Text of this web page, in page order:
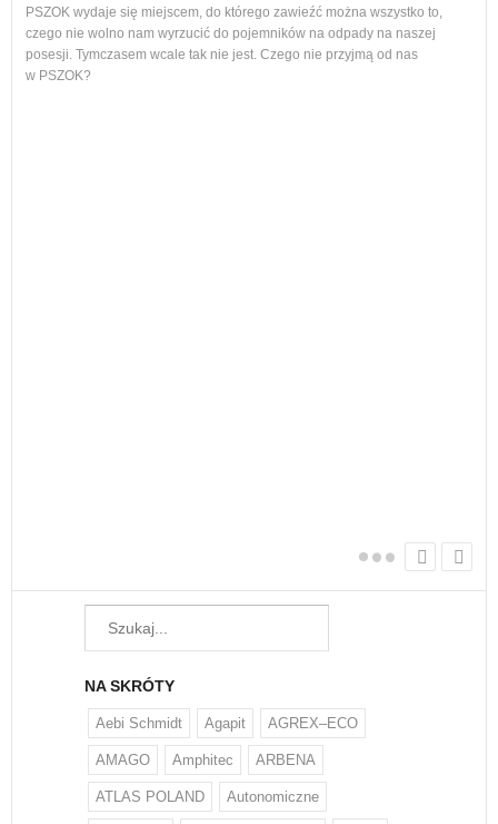
PSZOK wydaje się miejscem, do którego zawieźć można wszystko to,
czego nie wolno nam wyrzucić do pojemników na odpady na naszej
posesji. Tymczasem wcale tak nie jest. Czego nie przyjmą od nas
w PSZOK?
NA SKRÓTY
Aebi Schmidt Agapit AGREX–ECO
AMAGO Amphitec ARBENA
ATLAS POLAND Autonomiczne